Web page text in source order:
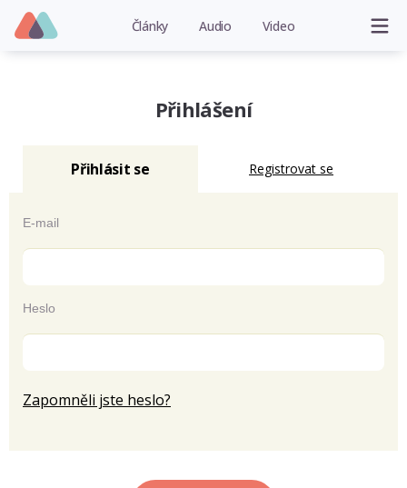
Články Audio Video
Přihlášení
Přihlásit se Registrovat se
E-mail
Heslo
Zapomněli jste heslo?